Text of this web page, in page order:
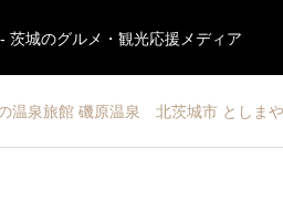
茨城のグルメ・観光応援メディア
温泉旅館 磯原温泉 北茨城市 としま